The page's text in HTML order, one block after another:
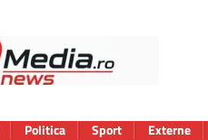
Politica Sport Externe